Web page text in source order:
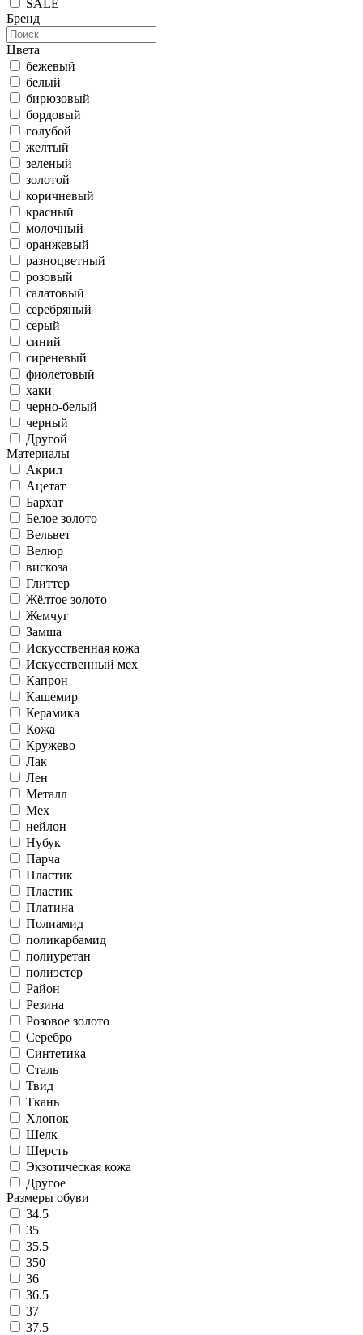
SALE
Бренд
Цвета
бежевый
белый
бирюзовый
бордовый
голубой
желтый
зеленый
золотой
коричневый
красный
молочный
оранжевый
разноцветный
розовый
салатовый
серебряный
серый
синий
сиреневый
фиолетовый
хаки
черно-белый
черный
Другой
Материалы
Акрил
Ацетат
Бархат
Белое золото
Вельвет
Велюр
вискоза
Глиттер
Жёлтое золото
Жемчуг
Замша
Искусственная кожа
Искусственный мех
Капрон
Кашемир
Керамика
Кожа
Кружево
Лак
Лен
Металл
Мех
нейлон
Нубук
Парча
Пластик
Пластик
Платина
Полиамид
поликарбамид
полиуретан
полиэстер
Район
Резина
Розовое золото
Серебро
Синтетика
Сталь
Твид
Ткань
Хлопок
Шелк
Шерсть
Экзотическая кожа
Другое
Размеры обуви
34.5
35
35.5
350
36
36.5
37
37.5